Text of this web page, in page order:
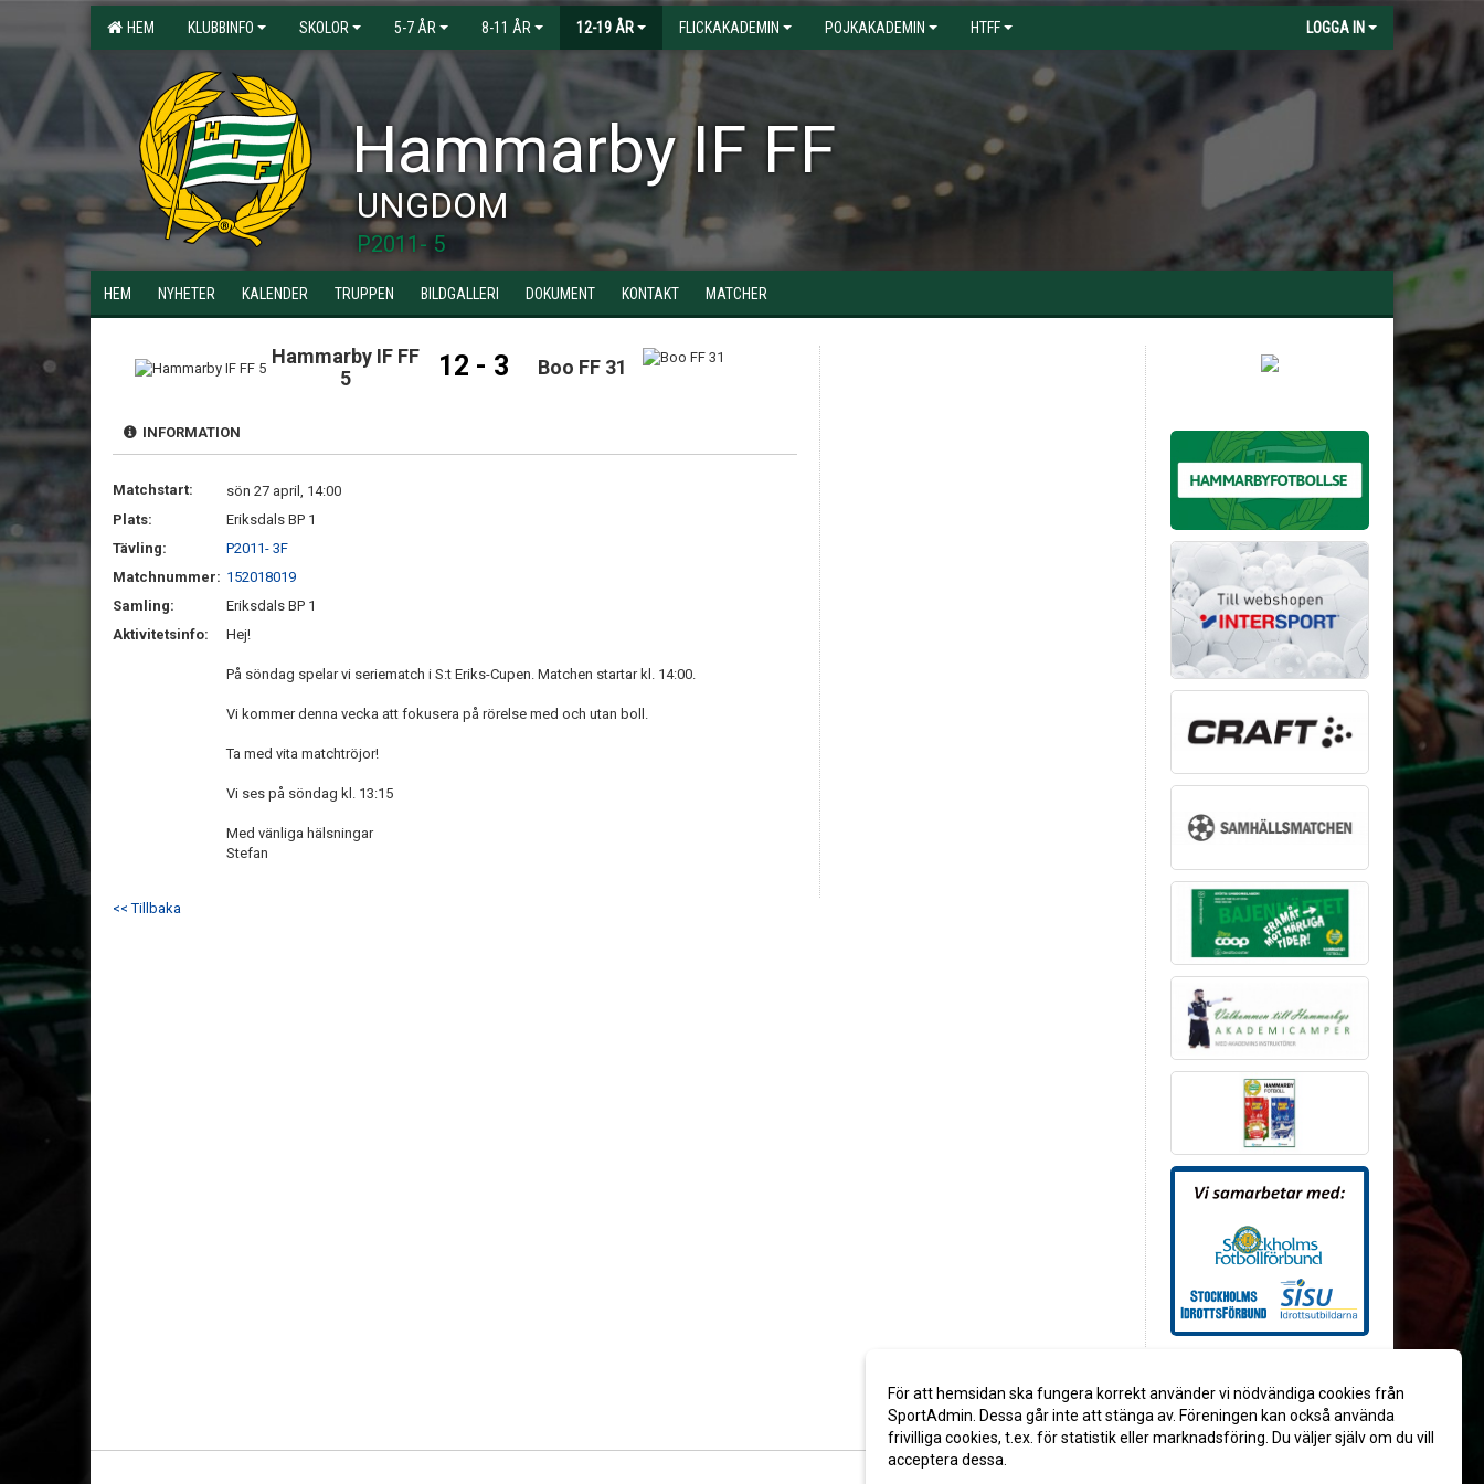
HEM KLUBBINFO SKOLOR 5-7 ÅR 8-11 ÅR 12-19 ÅR FLICKAKADEMIN POJKAKADEMIN HTFF LOGGA IN
Hammarby IF FF
UNGDOM
P2011- 5
HEM NYHETER KALENDER TRUPPEN BILDGALLERI DOKUMENT KONTAKT MATCHER
Hammarby IF FF
5
12 - 3 Boo FF 31
INFORMATION
Matchstart:
sön 27 april, 14:00
Plats:
Eriksdals BP 1
Tävling:
P2011- 3F
Matchnummer: 152018019
Samling:
Eriksdals BP 1
Aktivitetsinfo:
Hej!
På söndag spelar vi seriematch i S:t Eriks-Cupen. Matchen startar kl. 14:00.
Vi kommer denna vecka att fokusera på rörelse med och utan boll.
Ta med vita matchtröjor!
Vi ses på söndag kl. 13:15
Med vänliga hälsningar
Stefan
<< Tillbaka
För att hemsidan ska fungera korrekt använder vi nödvändiga cookies från
SportAdmin. Dessa går inte att stänga av. Föreningen kan också använda
frivilliga cookies, t.ex. för statistik eller marknadsföring. Du väljer själv om du vill
acceptera dessa.